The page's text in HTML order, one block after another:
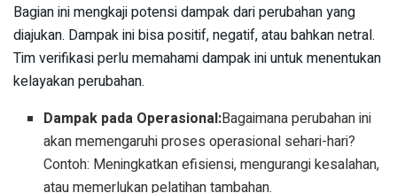
Bagian ini mengkaji potensi dampak dari perubahan yang
diajukan. Dampak ini bisa positif, negatif, atau bahkan netral.
Tim verifikasi perlu memahami dampak ini untuk menentukan
kelayakan perubahan.
Dampak pada Operasional:Bagaimana perubahan ini
akan memengaruhi proses operasional sehari-hari?
Contoh: Meningkatkan efisiensi, mengurangi kesalahan,
atau memerlukan pelatihan tambahan.